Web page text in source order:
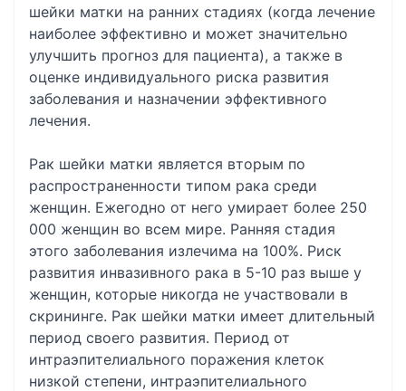
шейки матки на ранних стадиях (когда лечение
наиболее эффективно и может значительно
улучшить прогноз для пациента), а также в
оценке индивидуального риска развития
заболевания и назначении эффективного
лечения.
Рак шейки матки является вторым по
распространенности типом рака среди
женщин. Ежегодно от него умирает более 250
000 женщин во всем мире. Ранняя стадия
этого заболевания излечима на 100%. Риск
развития инвазивного рака в 5-10 раз выше у
женщин, которые никогда не участвовали в
скрининге. Рак шейки матки имеет длительный
период своего развития. Период от
интраэпителиального поражения клеток
низкой степени, интраэпителиального